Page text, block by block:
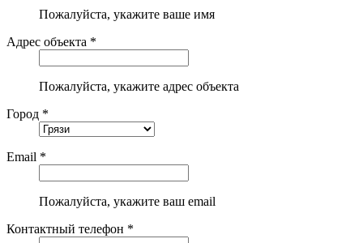
Пожалуйста, укажите ваше имя
Адрес объекта *
Пожалуйста, укажите адрес объекта
Город *
Email *
Пожалуйста, укажите ваш email
Контактный телефон *